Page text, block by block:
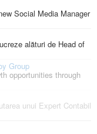
Social Media Manager
alături de Head of
Group
opportunities through
unui Expert Contabil